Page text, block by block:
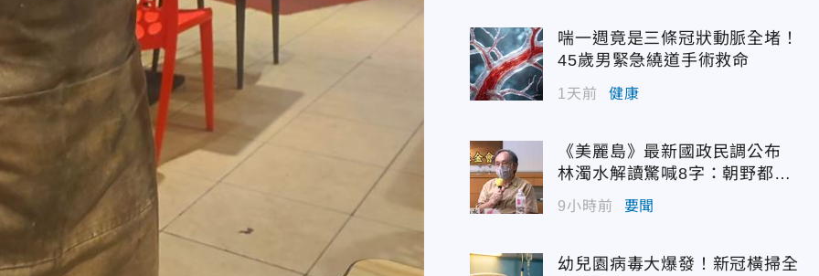
喘一週竟是三條冠狀動脈全堵！
45歲男緊急繞道手術救命
1天前 健康
《美麗島》最新國政民調公布
林濁水解讀驚喊8字：朝野都是
輸家
9小時前 要聞
幼兒園病毒大爆發！新冠橫掃全